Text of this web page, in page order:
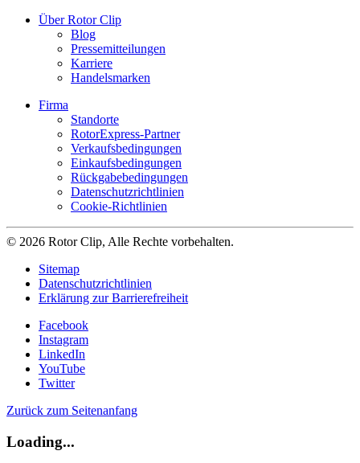
Über Rotor Clip
Blog
Pressemitteilungen
Karriere
Handelsmarken
Firma
Standorte
RotorExpress-Partner
Verkaufsbedingungen
Einkaufsbedingungen
Rückgabebedingungen
Datenschutzrichtlinien
Cookie-Richtlinien
© 2026 Rotor Clip, Alle Rechte vorbehalten.
Sitemap
Datenschutzrichtlinien
Erklärung zur Barrierefreiheit
Facebook
Instagram
LinkedIn
YouTube
Twitter
Zurück zum Seitenanfang
Loading...